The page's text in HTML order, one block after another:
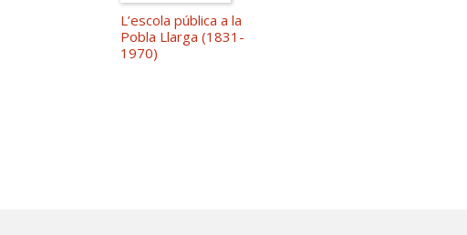
L’escola pública a la
Pobla Llarga (1831-
1970)